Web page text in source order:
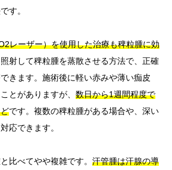
す。
レーザー）を使用した治療も稗粒腫に効
射して稗粒腫を蒸散させる方法で、正確
きます。施術後に軽い赤みや薄い痂皮
とがありますが、 数日から1週間程度で
です。複数の稗粒腫がある場合や、深い
応できます。
比べてやや複雑です。 汗管腫は汗腺の導